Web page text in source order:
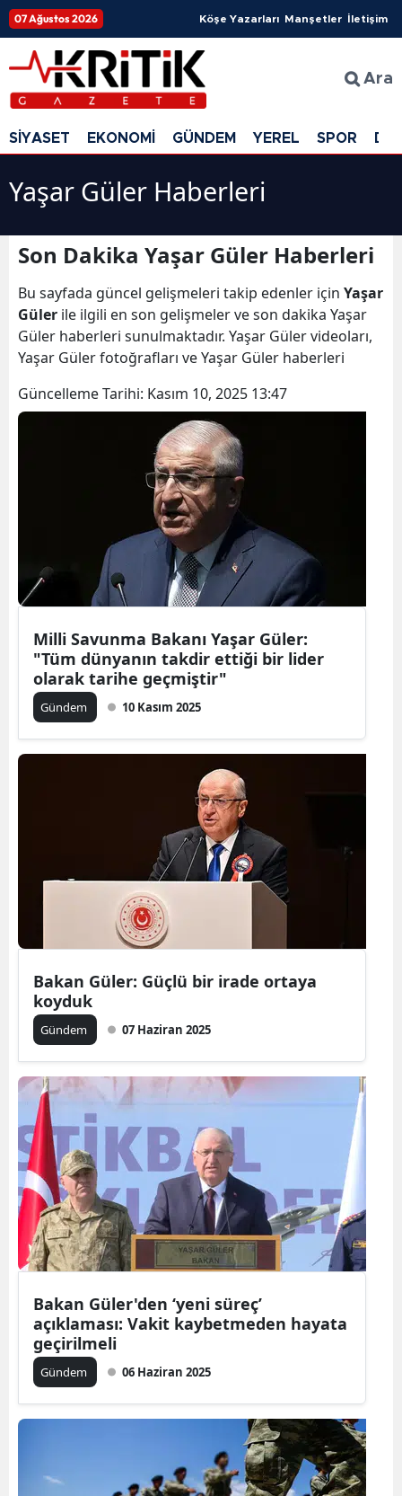
07 Ağustos 2026 Köşe Yazarları Manşetler İletişim
Ara
SİYASET EKONOMİ GÜNDEM YEREL SPOR
Yaşar Güler Haberleri
Son Dakika Yaşar Güler Haberleri
Bu sayfada güncel gelişmeleri takip edenler için Yaşar
Güler ile ilgili en son gelişmeler ve son dakika Yaşar
Güler haberleri sunulmaktadır. Yaşar Güler videoları,
Yaşar Güler fotoğrafları ve Yaşar Güler haberleri
Güncelleme Tarihi: Kasım 10, 2025 13:47
Milli Savunma Bakanı Yaşar Güler:
"Tüm dünyanın takdir ettiği bir lider
olarak tarihe geçmiştir"
Gündem 10 Kasım 2025
Bakan Güler: Güçlü bir irade ortaya
koyduk
Gündem 07 Haziran 2025
Bakan Güler'den ‘yeni süreç’
açıklaması: Vakit kaybetmeden hayata
geçirilmeli
Gündem 06 Haziran 2025